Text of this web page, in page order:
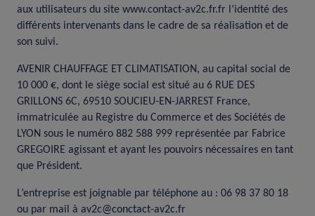
aux utilisateurs du site www.contact-av2c.fr.fr l’identité des
différents intervenants dans le cadre de sa réalisation et de
son suivi.
AVENIR CHAUFFAGE ET CLIMATISATION, au capital social de
10 000 €, dont le siège social est situé au 6 RUE DES
GRILLONS 6C, 69510 SOUCIEU-EN-JARREST France,
immatriculée au Registre du Commerce et des Sociétés de
LYON sous le numéro 882 588 999 représentée par Fabrice
GREGOIRE agissant et ayant les pouvoirs nécessaires en tant
que Président.
L’entreprise est joignable par téléphone au : 06 98 37 80 18
ou par mail à av2c@conctact-av2c.fr